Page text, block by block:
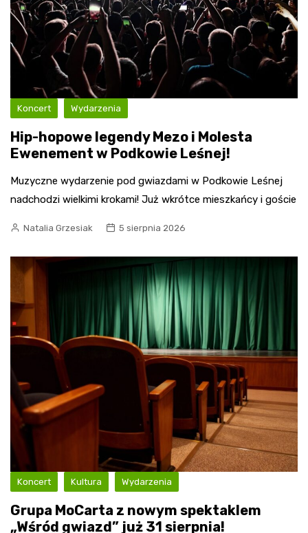
Koncert Wydarzenia
Hip-hopowe legendy Mezo i Molesta
Ewenement w Podkowie Leśnej!
Muzyczne wydarzenie pod gwiazdami w Podkowie Leśnej
nadchodzi wielkimi krokami! Już wkrótce mieszkańcy i goście
Natalia Grzesiak 5 sierpnia 2026
Koncert Kultura Wydarzenia
Grupa MoCarta z nowym spektaklem
„Wśród gwiazd” już 31 sierpnia!